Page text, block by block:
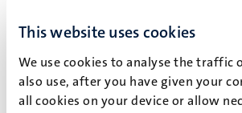
This website uses cookies
We use cookies to analyse the traffic
also use, after you have given your
all cookies on your device or allow